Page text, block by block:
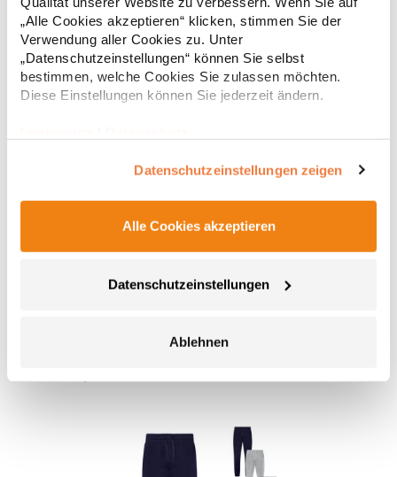
„Alle Cookies akzeptieren“ klicken, stimmen Sie der
Verwendung aller Cookies zu. Unter
„Datenschutzeinstellungen“ können Sie selbst
bestimmen, welche Cookies Sie zulassen möchten.
Diese Einstellungen können Sie jederzeit ändern.
Datenschutzeinstellungen zeigen
Alle Cookies akzeptieren
Datenschutzeinstellungen
Ablehnen
Deutschland E-Mail: info@tbint.de
L03820 Sol´s Herren Docker Hose
Zeitgemäßer Schnitt Stretch-Twill Elastischer Bund mit